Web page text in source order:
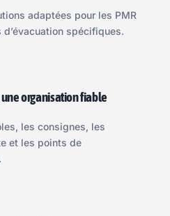
adaptées pour les PMR
spécifiques.
organisation fiable
les consignes, les
et les points de